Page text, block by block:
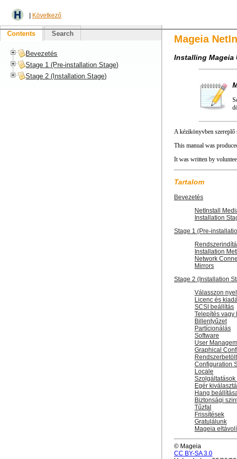
Következő
Mageia
Installing Mageia
A kézikönyvben szereplő
This manual was
It was written by
Tartalom
Bevezetés
NetInstall
Installation
Stage 1 (Pre-
Installation
Network
Mirrors
Stage 2 (Installation
Válasszon
Licenc és
SCSI beállítás
Telepítés vagy
Billentyűzet
Partícionálás
Software
User
Graphical
Configuration
Locale
Egér
Hang
Biztonsági
Tűzfal
Frissítések
Gratulálunk
Mageia
© Mageia
CC BY-SA 3.0
Contents Search
Bevezetés
Stage 1 (Pre-installation Stage)
Stage 2 (Installation Stage)